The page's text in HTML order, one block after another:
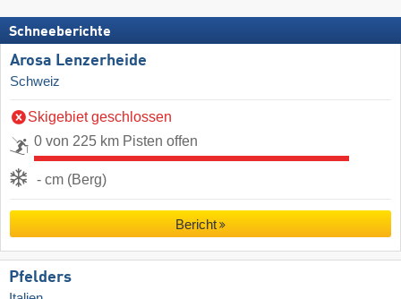
Schneeberichte
Arosa Lenzerheide
Schweiz
Skigebiet geschlossen
0 von 225 km Pisten offen
- cm (Berg)
Bericht
Pfelders